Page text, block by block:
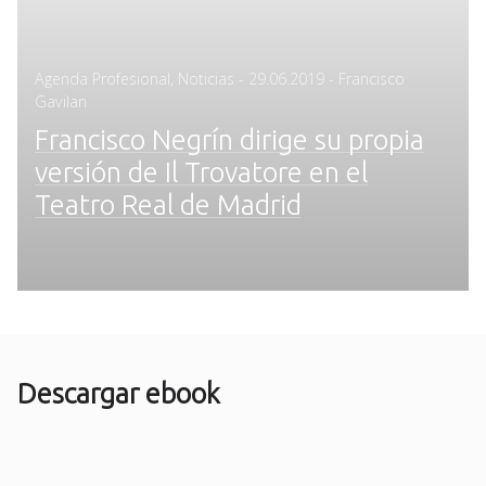
Agenda Profesional Noticias - Posted
29.06.2019 - Francisco
Gavilan
Francisco Negrín dirige su propia
versión de Il Trovatore en el
Teatro Real de Madrid
Descargar ebook